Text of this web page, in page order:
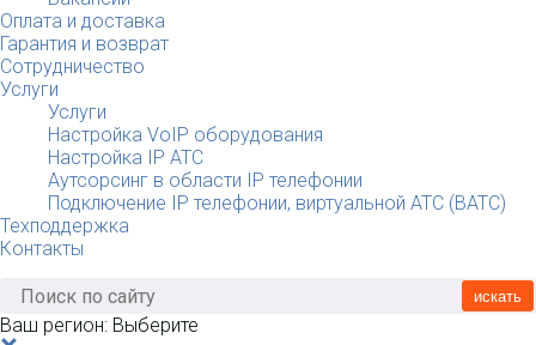
Оплата и доставка
Гарантия и возврат
Сотрудничество
Услуги
Услуги
Настройка VoIP оборудования
Настройка IP АТС
Аутсорсинг в области IP телефонии
Подключение IP телефонии, виртуальной АТС (ВАТС)
Техподдержка
Контакты
искать
Ваш регион: Выберите